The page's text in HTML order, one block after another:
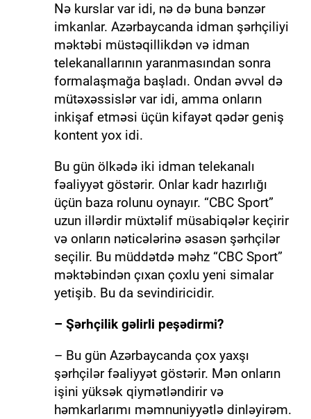
Nə kurslar var idi, nə də buna bənzər
imkanlar. Azərbaycanda idman şərhçiliyi
məktəbi müstəqillikdən və idman
telekanallarının yaranmasından sonra
formalaşmağa başladı. Ondan əvvəl də
mütəxəssislər var idi, amma onların
inkişaf etməsi üçün kifayət qədər geniş
kontent yox idi.
Bu gün ölkədə iki idman telekanalı
fəaliyyət göstərir. Onlar kadr hazırlığı
üçün baza rolunu oynayır. “CBC Sport”
uzun illərdir müxtəlif müsabiqələr keçirir
və onların nəticələrinə əsasən şərhçilər
seçilir. Bu müddətdə məhz “CBC Sport”
məktəbindən çıxan çoxlu yeni simalar
yetişib. Bu da sevindiricidir.
– Şərhçilik gəlirli peşədirmi?
– Bu gün Azərbaycanda çox yaxşı
şərhçilər fəaliyyət göstərir. Mən onların
işini yüksək qiymətləndirir və
həmkarlarımı məmnuniyyətlə dinləyirəm.